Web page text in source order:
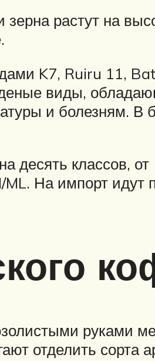
растут на
K7, Ruiru 11,
виды,
и болезням. В
десять классов,
ML. На импорт
руками
отделить сорта